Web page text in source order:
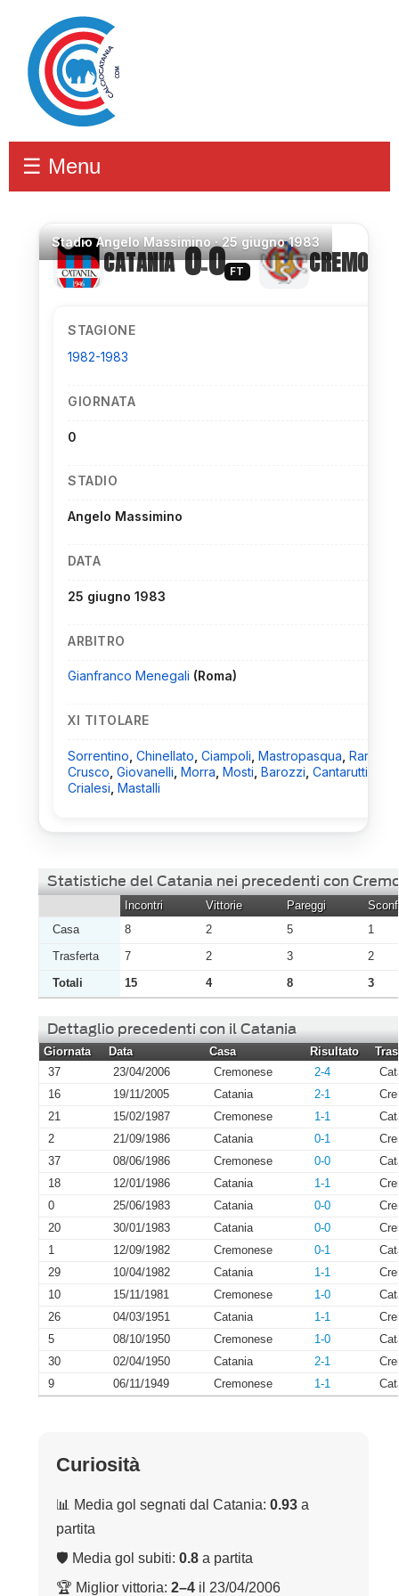
☰ Menu
StadioAngelo Massimino ·25 giugno 1983
CATANIA 0–0 FT
STAGIONE
1982-1983
GIORNATA
0
STADIO
Angelo Massimino
DATA
25 giugno 1983
ARBITRO
Gianfranco Menegali (Roma)
XI TITOLARE
Sorrentino Chinellato Ciampoli Mastropasqua Ranieri
Crusco Giovanelli Morra Mosti Barozzi Cantarutti
Crialesi Mastalli
Statistiche del Catania nei precedenti con
Incontri Vittorie Pareggi
Casa
8 2 5
1
Trasferta
7 2 3
2
Totali
15 4 8 3
Dettaglio precedenti con il Catania
Giornata Data Casa Risultato
37
23/04/2006 Cremonese 2-4
16
19/11/2005 Catania 2-1
21
15/02/1987 Cremonese 1-1
2
21/09/1986 Catania 0-1
37
08/06/1986 Cremonese 0-0
18
12/01/1986 Catania 1-1
0
25/06/1983 Catania 0-0
20
30/01/1983 Catania 0-0
1
12/09/1982 Cremonese 0-1
29
10/04/1982 Catania 1-1
10
15/11/1981 Cremonese 1-0
26
04/03/1951 Catania 1-1
5
08/10/1950 Cremonese 1-0
30
02/04/1950 Catania 2-1
9
06/11/1949 Cremonese 1-1
Curiosità
📊 Media gol segnati dal Catania: 0.93 a
partita
🛡 Media gol subiti: 0.8 a partita
🏆 Miglior vittoria: 2–4 il 23/04/2006